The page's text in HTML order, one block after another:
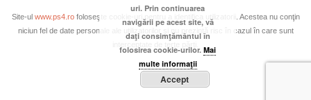
Site-ul www.ps4.rofoloseşte cookie-uri pentru a identifica utilizatorii. Acestea nu conţin
niciun fel de date personale ale utilizatorilor şi nu prezintă risc în cazul în care sunt
uri. Prin continuarea
navigării pe acest site, vă
daţi consimţământul în
folosirea cookie-urilor. Mai
multe informaţii
Accept